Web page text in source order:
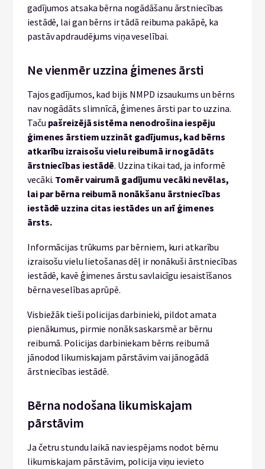
gadījumos atsaka bērna nogādāšanu ārstniecības
iestādē, lai gan bērns ir tādā reibuma pakāpē, ka
pastāv apdraudējums viņa veselībai.
Ne vienmēr uzzina ģimenes ārsti
Tajos gadījumos, kad bijis NMPD izsaukums un bērns
nav nogādāts slimnīcā, ģimenes ārsti par to uzzina.
Taču pašreizējā sistēma nenodrošina iespēju
ģimenes ārstiem uzzināt gadījumus, kad bērns
atkarību izraisošu vielu reibumā ir nogādāts
ārstniecības iestādē. Uzzina tikai tad, ja informē
vecāki. Tomēr vairumā gadījumu vecāki nevēlas,
lai par bērna reibumā nonākšanu ārstniecības
iestādē uzzina citas iestādes un arī ģimenes
ārsts.
Informācijas trūkums par bērniem, kuri atkarību
izraisošu vielu lietošanas dēļ ir nonākuši ārstniecības
iestādē, kavē ģimenes ārstu savlaicīgu iesaistīšanos
bērna veselības aprūpē.
Visbiežāk tieši policijas darbinieki, pildot amata
pienākumus, pirmie nonāk saskarsmē ar bērnu
reibumā. Policijas darbiniekam bērns reibumā
jānodod likumiskajam pārstāvim vai jānogādā
ārstniecības iestādē.
Bērna nodošana likumiskajam
pārstāvim
Ja četru stundu laikā nav iespējams nodot bērnu
likumiskajam pārstāvim, policija viņu ievieto